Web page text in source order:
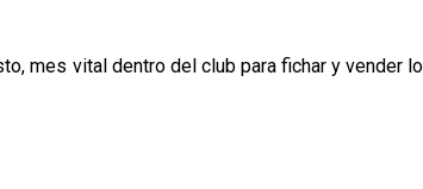
mes vital dentro del club para fichar y vender lo